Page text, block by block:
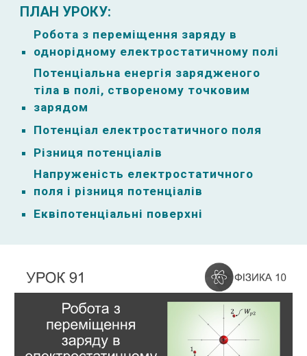
ПЛАН УРОКУ:
Робота з переміщення заряду в
однорідному електростатичному полі
Потенціальна енергія зарядженого
тіла в полі, створеному точковим
зарядом
Потенціал електростатичного поля
Різниця потенціалів
Напруженість електростатичного
поля і різниця потенціалів
Еквіпотенціальні поверхні